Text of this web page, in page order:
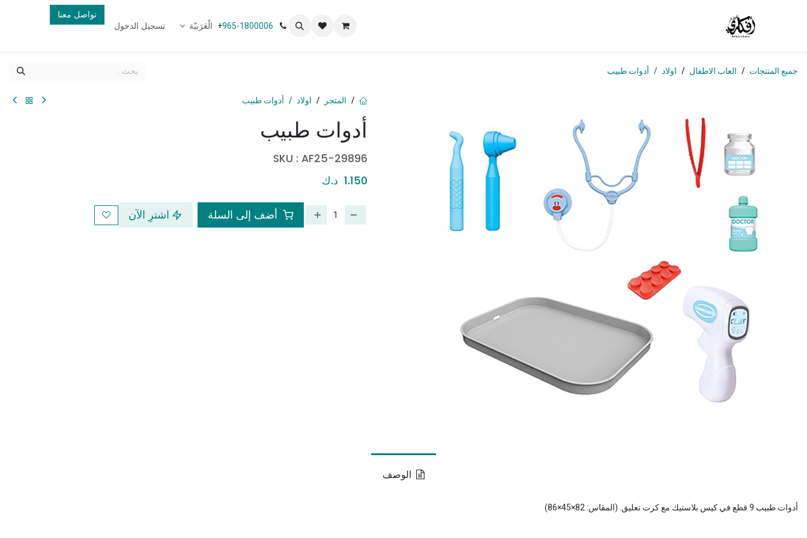
+965-1800006 الْعَرَبيّة تسجيل الدخول
تواصل معنا
جميع المنتجات العاب الاطفال اولاد أدوات طبيب
أدوات طبيب
SKU : AF25-29896
1.150 د.ك
أضف إلى السلة اشترِ الآن
المتجر اولاد أدوات طبيب
الوصف
أدوات طبيب 9 قطع في كيس بلاستيك مع كرت تعليق. (المقاس: 82×45×86)